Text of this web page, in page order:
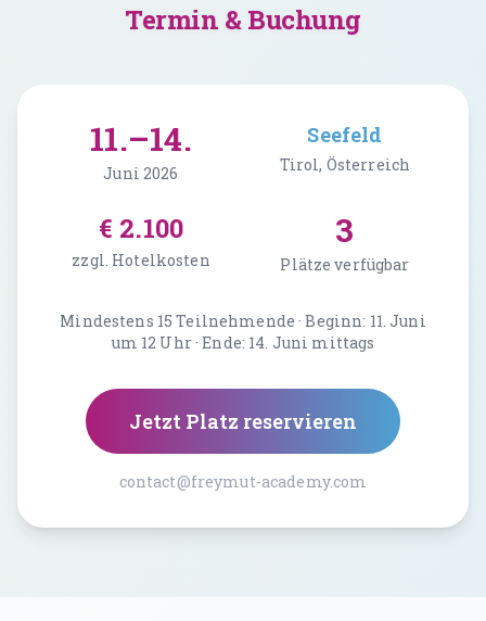
Termin & Buchung
11.–14.
Juni 2026
Seefeld
Tirol, Österreich
€ 2.100
zzgl. Hotelkosten
3
Plätze verfügbar
Mindestens 15 Teilnehmende · Beginn: 11. Juni
um 12 Uhr · Ende: 14. Juni mittags
Jetzt Platz reservieren
contact@freymut-academy.com